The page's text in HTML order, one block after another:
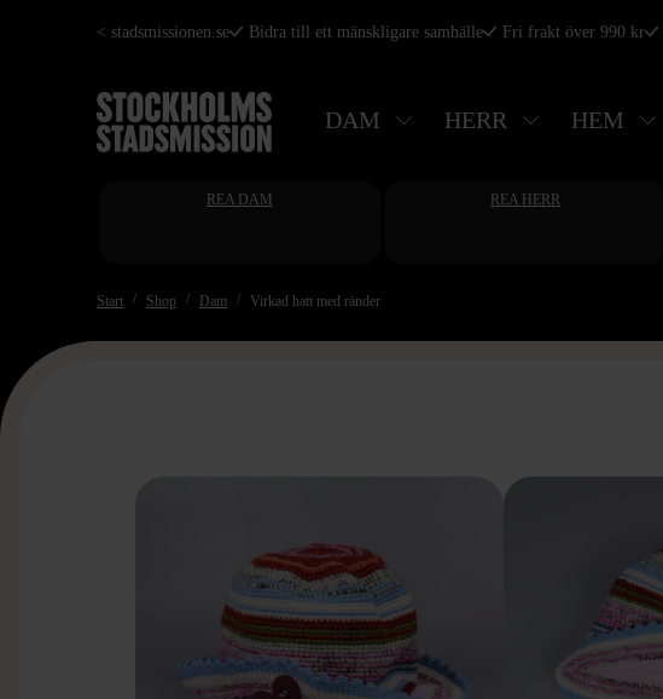
Hoppa
huvudinnehåll
< stadsmissionen.se Bidra till ett mänskligare samhälle Fri frakt över 990 kr
DAM HERR HEM
REA DAM REA HERR
Start Shop Dam Virkad hatt med ränder